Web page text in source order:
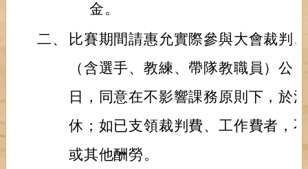
金。
二、
比賽期間請惠允實際參與大會裁判
（含選手、教練、帶隊教職員）公
日，同意在不影響課務原則下，於
休；如已支領裁判費、工作費者，
或其他酬勞。